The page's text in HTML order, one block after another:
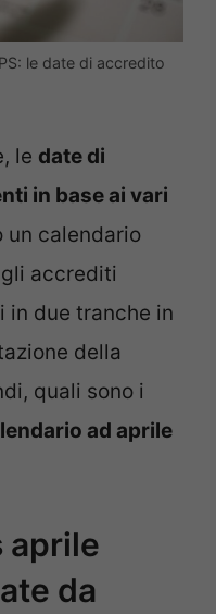
le date di accredito
le date di
in base ai vari
un calendario
accrediti
in due tranche in
della
quali sono i
ad aprile
aprile
da